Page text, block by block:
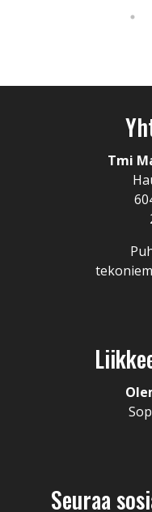
Tmi
Seuraa